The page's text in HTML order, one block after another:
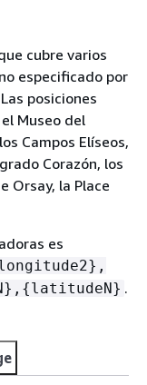
cubre varios
especificado por
posiciones
Museo del
Campos Elíseos,
Corazón, los
Orsay, la Place
es
{latitudeN} .